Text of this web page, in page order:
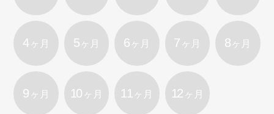
4 ヶ月 5 ヶ月 6 ヶ月 7 ヶ月 8 ヶ月
9 ヶ月 10 ヶ月 11 ヶ月 12 ヶ月